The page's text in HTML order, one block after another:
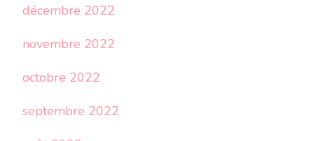
décembre 2022
novembre 2022
octobre 2022
septembre 2022